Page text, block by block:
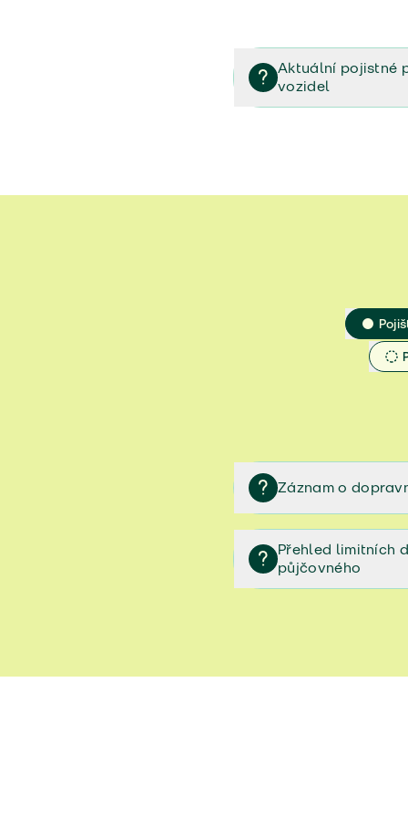
Aktuální pojistné
vozidel
Veřejný příslib -
Záznam o
Záznam o dopravní
Přehled limitních
půjčovného